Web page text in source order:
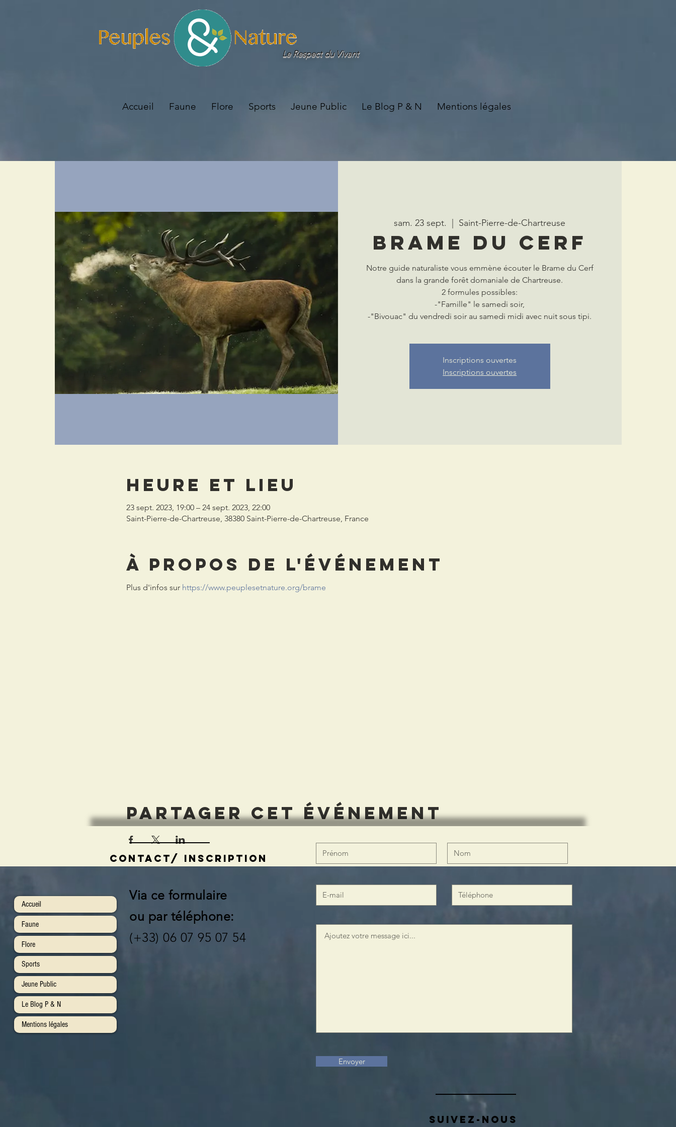
Le Respect du Vivant
Accueil Faune Flore Sports Jeune Public Le Blog P & N Mentions légales
sam. 23 sept. Saint-Pierre-de-Chartreuse
Brame du Cerf
Notre guide naturaliste vous emmène écouter le Brame du Cerf
dans la grande forêt domaniale de Chartreuse.
2 formules possibles:
-"Famille" le samedi soir,
-"Bivouac" du vendredi soir au samedi midi avec nuit sous tipi.
Inscriptions ouvertes
Inscriptions ouvertes
Heure et lieu
23 sept. 2023, 19:00 – 24 sept. 2023, 22:00
Saint-Pierre-de-Chartreuse, 38380 Saint-Pierre-de-Chartreuse, France
À propos de l'événement
Plus d'infos sur https://www.peuplesetnature.org/brame
Partager cet événement
contact/ inscription
Accueil
Faune
Flore
Sports
Jeune Public
Le Blog P & N
Mentions légales
Via ce formulaire
ou par téléphone:
(+33) 06 07 95 07 54
Envoyer
SUIVEZ-NOUS